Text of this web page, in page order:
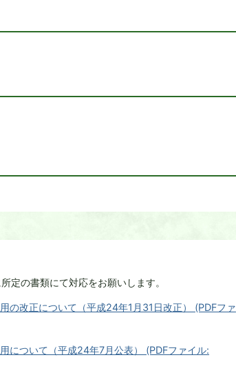
定の書類にて対応をお願いします。
の改正について（平成24年1月31日改正） (PDFファ
について（平成24年7月公表） (PDFファイル: